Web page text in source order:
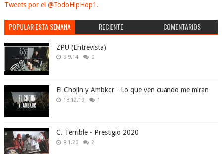
Tweets por el @TodoHipHop1.
POPULAR ESTA SEMANA RECIENTE COMENTARIOS
ZPU (Entrevista)
9.9.14 0
El Chojin y Ambkor - Lo que ven cuando me miran
18.12.19 1
C. Terrible - Prestigio 2020
8.1.20 2